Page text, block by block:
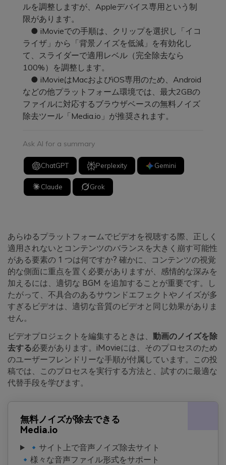
ルを調整しますが、Appleデバイス専用という制
限があります。
● iMovieでの手順は、クリップを選択し「イコ
ライザ」から「背景ノイズを低減」を有効化し
て、スライダーで適用レベル（完全除去なら
100%）を調整します。
● iMovieはMacおよびiOS専用のため、Android
などの他プラットフォーム環境では、最大2GBの
ファイルに対応するブラウザベースの無料ノイズ
除去ツール「Media.io」が推奨されます。
Ask AI for a summary
ChatGPT Perplexity Gemini
Claude Grok
あらゆるプラットフォームでビデオを視聴する際、正しく
適用されないとコンテンツのバランスを大きく崩す可能性
がある要素の 1 つは何ですか? 確かに、コンテンツの視覚
的な側面に重点を置く必要がありますが、感情的な深みを
加えるには、適切な BGM を追加することが重要です。し
たがって、不具合のあるサウンドエフェクトやノイズが多
すぎるビデオは、適切な音質のビデオと同じ効果がありま
せん。
ビデオプロジェクトを編集するときは、 動画のノイズを除
去する必要があります。iMovieには、そのプロセスのため
のユーザーフレンドリーな手順が付属しています。この投
稿では、このプロセスを実行する方法と、試すのに最適な
代替手段を学びます。
無料ノイズが除去できる
Media.io
🔹サイト上で音声ノイズ除去サイト
🔹様々な音声ファイル形式をサポート